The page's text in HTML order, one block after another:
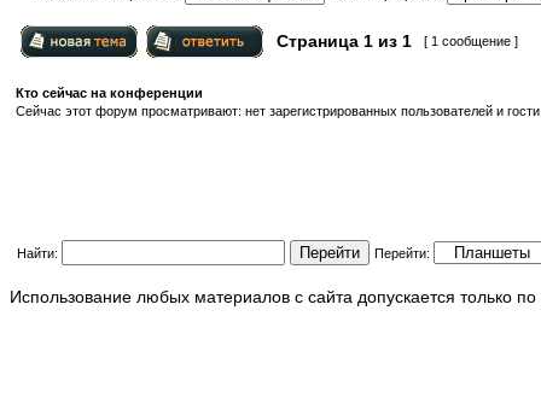
Страница 1 из 1 [ 1 сообщение ]
Кто сейчас на конференции
Сейчас этот форум просматривают: нет зарегистрированных пользователей и
Найти: Перейти:
Использование любых материалов с сайта допускается только